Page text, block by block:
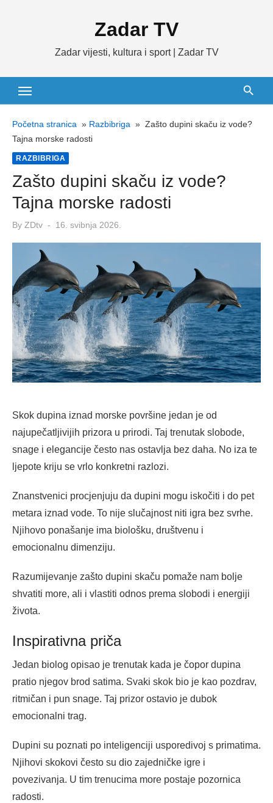
Zadar TV
Zadar vijesti, kultura i sport | Zadar TV
Početna stranica » Razbibriga » Zašto dupini skaču iz vode?
Tajna morske radosti
RAZBIBRIGA
Zašto dupini skaču iz vode?
Tajna morske radosti
By ZDtv
Posted
16. svibnja 2026.
Skok dupina iznad morske površine jedan je od
najupečatljivijih prizora u prirodi. Taj trenutak slobode,
snage i elegancije često nas ostavlja bez daha. No iza te
ljepote kriju se vrlo konkretni razlozi.
Znanstvenici procjenjuju da dupini mogu iskočiti i do pet
metara iznad vode. To nije slučajnost niti igra bez svrhe.
Njihovo ponašanje ima biološku, društvenu i
emocionalnu dimenziju.
Razumijevanje zašto dupini skaču pomaže nam bolje
shvatiti more, ali i vlastiti odnos prema slobodi i energiji
života.
Inspirativna priča
Jedan biolog opisao je trenutak kada je čopor dupina
pratio njegov brod satima. Svaki skok bio je kao pozdrav,
ritmičan i pun snage. Taj prizor ostavio je dubok
emocionalni trag.
Dupini su poznati po inteligenciji usporedivoj s primatima.
Njihovi skokovi često su dio zajedničke igre i
povezivanja. U tim trenucima more postaje pozornica
radosti.